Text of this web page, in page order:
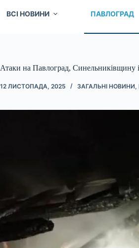
ВСІ НОВИНИ ПАВЛОГРАД
Атаки на Павлоград, Синельниківщину
12 ЛИСТОПАДА, 2025 ЗАГАЛЬНІ НОВИНИ,